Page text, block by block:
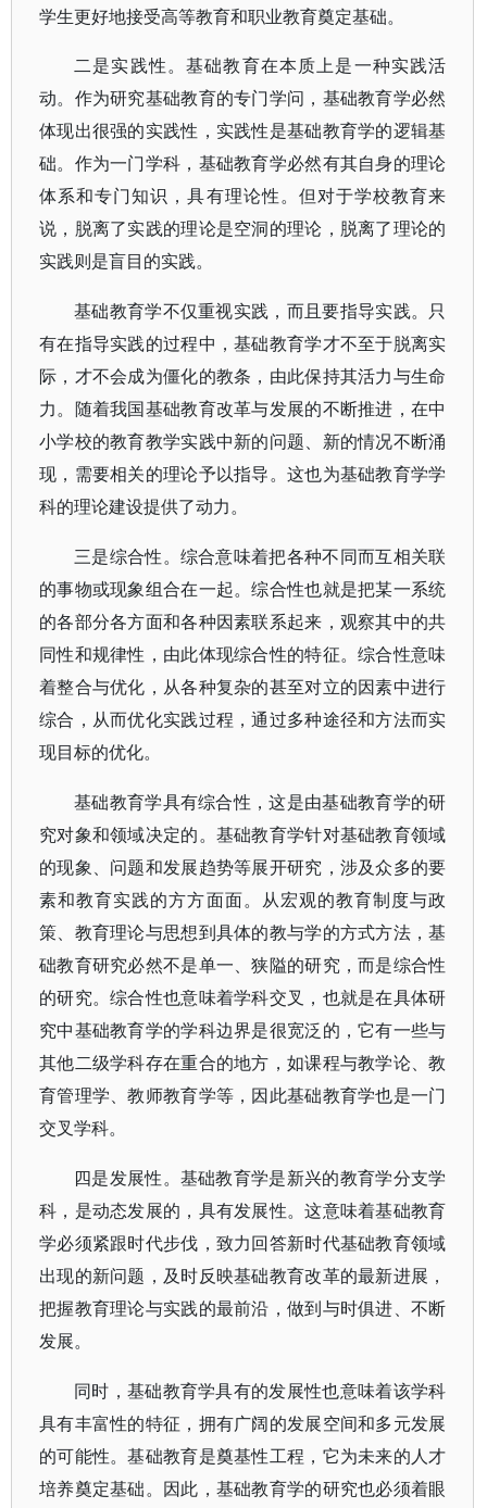
学生更好地接受高等教育和职业教育奠定基础。
二是实践性。基础教育在本质上是一种实践活
动。作为研究基础教育的专门学问，基础教育学必然
体现出很强的实践性，实践性是基础教育学的逻辑基
础。作为一门学科，基础教育学必然有其自身的理论
体系和专门知识，具有理论性。但对于学校教育来
说，脱离了实践的理论是空洞的理论，脱离了理论的
实践则是盲目的实践。
基础教育学不仅重视实践，而且要指导实践。只
有在指导实践的过程中，基础教育学才不至于脱离实
际，才不会成为僵化的教条，由此保持其活力与生命
力。随着我国基础教育改革与发展的不断推进，在中
小学校的教育教学实践中新的问题、新的情况不断涌
现，需要相关的理论予以指导。这也为基础教育学学
科的理论建设提供了动力。
三是综合性。综合意味着把各种不同而互相关联
的事物或现象组合在一起。综合性也就是把某一系统
的各部分各方面和各种因素联系起来，观察其中的共
同性和规律性，由此体现综合性的特征。综合性意味
着整合与优化，从各种复杂的甚至对立的因素中进行
综合，从而优化实践过程，通过多种途径和方法而实
现目标的优化。
基础教育学具有综合性，这是由基础教育学的研
究对象和领域决定的。基础教育学针对基础教育领域
的现象、问题和发展趋势等展开研究，涉及众多的要
素和教育实践的方方面面。从宏观的教育制度与政
策、教育理论与思想到具体的教与学的方式方法，基
础教育研究必然不是单一、狭隘的研究，而是综合性
的研究。综合性也意味着学科交叉，也就是在具体研
究中基础教育学的学科边界是很宽泛的，它有一些与
其他二级学科存在重合的地方，如课程与教学论、教
育管理学、教师教育学等，因此基础教育学也是一门
交叉学科。
四是发展性。基础教育学是新兴的教育学分支学
科，是动态发展的，具有发展性。这意味着基础教育
学必须紧跟时代步伐，致力回答新时代基础教育领域
出现的新问题，及时反映基础教育改革的最新进展，
把握教育理论与实践的最前沿，做到与时俱进、不断
发展。
同时，基础教育学具有的发展性也意味着该学科
具有丰富性的特征，拥有广阔的发展空间和多元发展
的可能性。基础教育是奠基性工程，它为未来的人才
培养奠定基础。因此，基础教育学的研究也必须着眼